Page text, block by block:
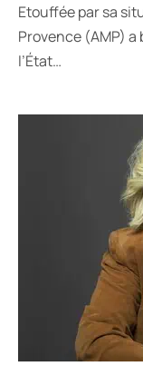
Etouffée par sa
Provence (AMP)
l’État…